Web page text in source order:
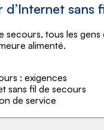
d’Internet sans
secours, tous les
alimenté.
: exigences
sans fil de secours
de service